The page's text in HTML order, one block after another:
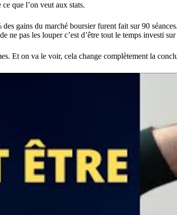
que l’on veut aux stats.
gains du marché boursier furent fait sur 90
ne pas les louper c’est d’être tout le temps investi
Et on va le voir, cela change complètement la